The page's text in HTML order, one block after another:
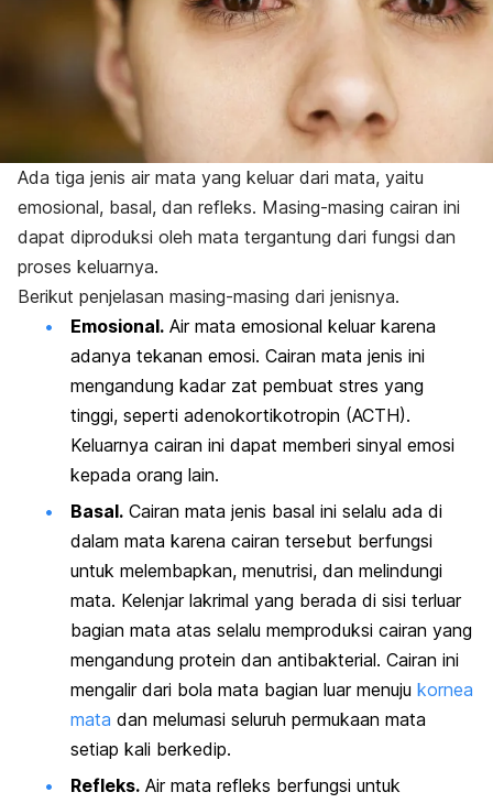
Ada tiga jenis air mata yang keluar dari mata, yaitu
emosional, basal, dan refleks. Masing-masing cairan ini
dapat diproduksi oleh mata tergantung dari fungsi dan
proses keluarnya.
Berikut penjelasan masing-masing dari jenisnya.
Emosional. Air mata emosional keluar karena
adanya tekanan emosi. Cairan mata jenis ini
mengandung kadar zat pembuat stres yang
tinggi, seperti adenokortikotropin (ACTH).
Keluarnya cairan ini dapat memberi sinyal emosi
kepada orang lain.
Basal. Cairan mata jenis basal ini selalu ada di
dalam mata karena cairan tersebut berfungsi
untuk melembapkan, menutrisi, dan melindungi
mata. Kelenjar lakrimal yang berada di sisi terluar
bagian mata atas selalu memproduksi cairan yang
mengandung protein dan antibakterial. Cairan ini
mengalir dari bola mata bagian luar menuju kornea
mata dan melumasi seluruh permukaan mata
setiap kali berkedip.
Refleks. Air mata refleks berfungsi untuk